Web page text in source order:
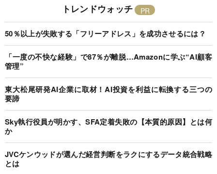
トレンドウォッチ
50％以上が失敗する「フリーアドレス」を成功させるには？
「一度の不快な経験」で87％が離脱…Amazonに学ぶ“AI顧客
管理”
東大松尾研発AI企業に取材！AI投資を利益に転換する三つの
要諦
Sky執行役員が明かす、SFA定着失敗の【本質的原因】とは何
か
JVCケンウッドが選んだ経営判断をラクにするデータ統合戦略
とは